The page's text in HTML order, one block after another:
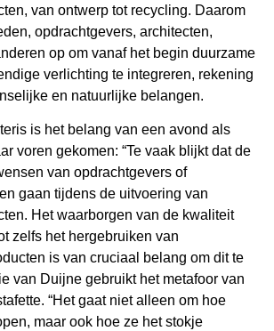
van ontwerp tot recycling. Daarom
opdrachtgevers, architecten,
op om vanaf het begin duurzame
verlichting te integreren, rekening
en natuurlijke belangen.
is het belang van een avond als
voren gekomen: “Te vaak blijkt dat de
van opdrachtgevers of
gaan tijdens de uitvoering van
Het waarborgen van de kwaliteit
zelfs het hergebruiken van
is van cruciaal belang om dit te
van Duijne gebruikt het metafoor van
“Het gaat niet alleen om hoe
maar ook hoe ze het stokje